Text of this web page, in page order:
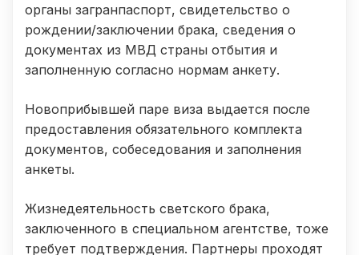
органы загранпаспорт, свидетельство о
рождении/заключении брака, сведения о
документах из МВД страны отбытия и
заполненную согласно нормам анкету.
Новоприбывшей паре виза выдается после
предоставления обязательного комплекта
документов, собеседования и заполнения
анкеты.
Жизнедеятельность светского брака,
заключенного в специальном агентстве, тоже
требует подтверждения. Партнеры проходят